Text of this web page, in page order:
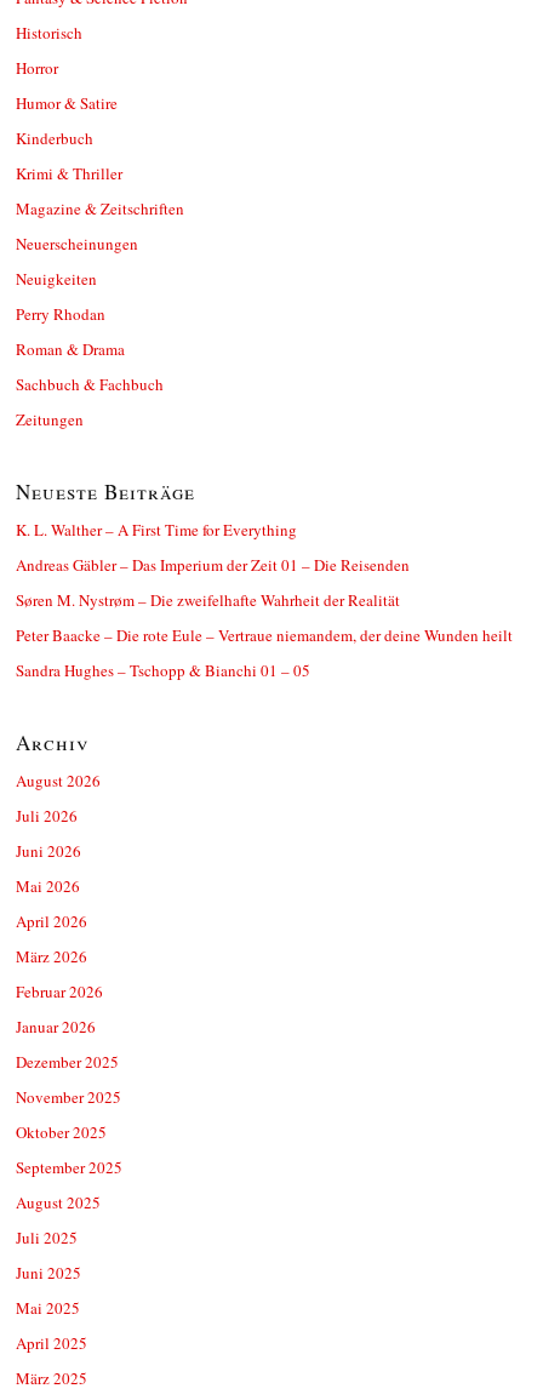
Historisch
Horror
Humor & Satire
Kinderbuch
Krimi & Thriller
Magazine & Zeitschriften
Neuerscheinungen
Neuigkeiten
Perry Rhodan
Roman & Drama
Sachbuch & Fachbuch
Zeitungen
Neueste Beiträge
K. L. Walther – A First Time for Everything
Andreas Gäbler – Das Imperium der Zeit 01 – Die Reisenden
Søren M. Nystrøm – Die zweifelhafte Wahrheit der Realität
Peter Baacke – Die rote Eule – Vertraue niemandem, der deine Wunden heilt
Sandra Hughes – Tschopp & Bianchi 01 – 05
Archiv
August 2026
Juli 2026
Juni 2026
Mai 2026
April 2026
März 2026
Februar 2026
Januar 2026
Dezember 2025
November 2025
Oktober 2025
September 2025
August 2025
Juli 2025
Juni 2025
Mai 2025
April 2025
März 2025